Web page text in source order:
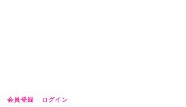
会員登録 ログイン